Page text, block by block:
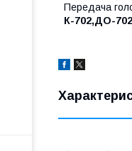
Передача
К-702,ДО-